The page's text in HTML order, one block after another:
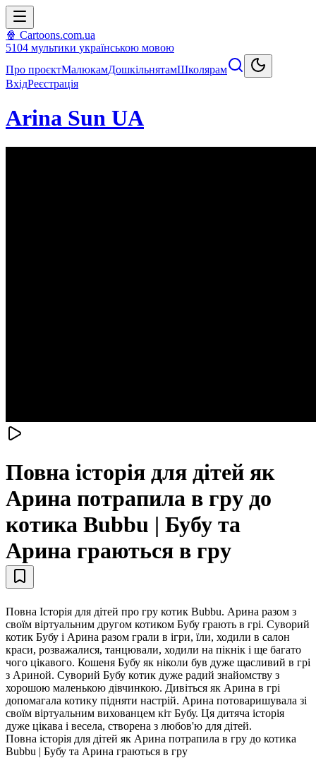
🍿 Cartoons.com.ua
5104 мультики українською мовою
Про проєктМалюкамДошкільнятамШколярам
ВхідРеєстрація
Arina Sun UA
Повна історія для дітей як
Арина потрапила в гру до
котика Bubbu | Бубу та
Арина граються в гру
Повна Історія для дітей про гру котик Bubbu. Арина разом з
своїм віртуальним другом котиком Бубу грають в грі. Суворий
котик Бубу і Арина разом грали в ігри, їли, ходили в салон
краси, розважалися, танцювали, ходили на пікнік і ще багато
чого цікавого. Кошеня Бубу як ніколи був дуже щасливий в грі
з Ариной. Суворий Бубу котик дуже радий знайомству з
хорошою маленькою дівчинкою. Дивіться як Арина в грі
допомагала котику підняти настрій. Арина потоваришувала зі
своїм віртуальним вихованцем кіт Бубу. Ця дитяча історія
дуже цікава і весела, створена з любов'ю для дітей.
Повна історія для дітей як Арина потрапила в гру до котика
Bubbu | Бубу та Арина граються в гру